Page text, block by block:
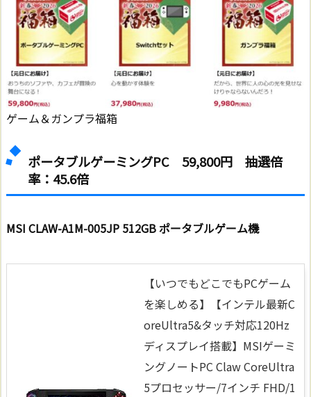
ゲーム＆ガンプラ福箱
ポータブルゲーミングPC59,800円 抽選倍
率：45.6倍
MSI CLAW-A1M-005JP 512GB ポータブルゲーム機
【いつでもどこでもPCゲーム
を楽しめる】【インテル最新C
oreUltra5&タッチ対応120Hz
ディスプレイ搭載】MSIゲーミ
ングノートPC Claw CoreUltra
5プロセッサー/7インチ FHD/1